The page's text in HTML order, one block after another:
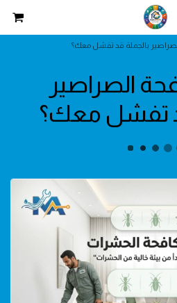
بالجملة قد تفشل معك؟
الصراصير
تفشل معك؟